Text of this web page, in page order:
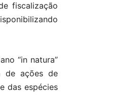
fiscalização
“in natura”
de ações de
das espécies